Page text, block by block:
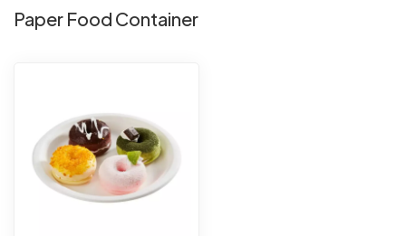
Paper Food Container